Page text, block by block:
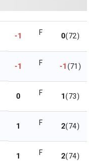
-1 F 0(72)
-1 F -1(71)
0 F 1(73)
1 F 2(74)
1 F 2(74)